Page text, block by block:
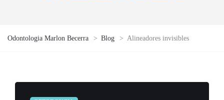
Odontologia Marlon Becerra > Blog > Alineadores invisibles